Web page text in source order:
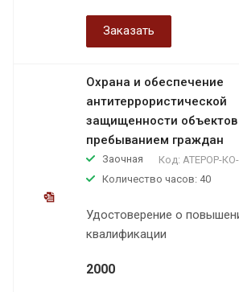
Заказать
Охрана и обеспечение
антитеррористической
защищенности
пребыванием граждан
Заочная Код: АТЕРОР-КО-
Количество часов: 40
Удостоверение о
квалификации
2000